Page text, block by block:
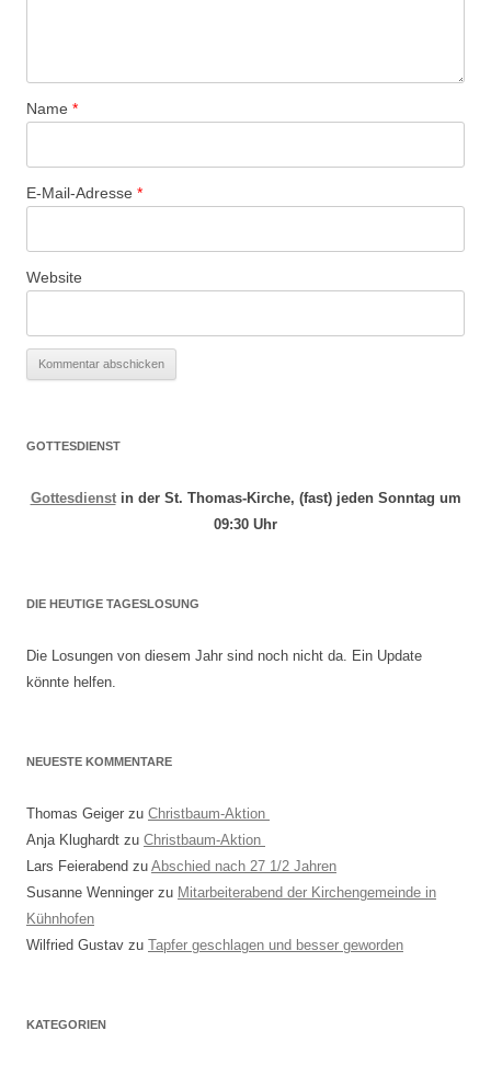
Name *
E-Mail-Adresse *
Website
GOTTESDIENST
Gottesdienstin der St. Thomas-Kirche, (fast) jeden Sonntag um
09:30 Uhr
DIE HEUTIGE TAGESLOSUNG
Die Losungen von diesem Jahr sind noch nicht da. Ein Update
könnte helfen.
NEUESTE KOMMENTARE
Thomas Geiger zu Christbaum-Aktion
Anja Klughardt zu Christbaum-Aktion
Lars Feierabend zu Abschied nach 27 1/2 Jahren
Susanne Wenninger zu Mitarbeiterabend der Kirchengemeinde in
Kühnhofen
Wilfried Gustav zu Tapfer geschlagen und besser geworden
KATEGORIEN